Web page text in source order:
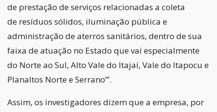
de prestação de serviços relacionadas a coleta
de resíduos sólidos, iluminação pública e
administração de aterros sanitários, dentro de sua
faixa de atuação no Estado que vai especialmente
do Norte ao Sul, Alto Vale do Itajaí, Vale do Itapocu e
Planaltos Norte e Serrano’”.
Assim, os investigadores dizem que a empresa, por